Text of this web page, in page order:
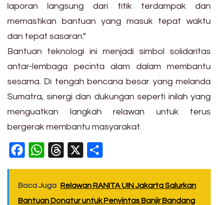
laporan langsung dari titik terdampak dan
memastikan bantuan yang masuk tepat waktu
dan tepat sasaran.”
Bantuan teknologi ini menjadi simbol solidaritas
antar-lembaga pecinta alam dalam membantu
sesama. Di tengah bencana besar yang melanda
Sumatra, sinergi dan dukungan seperti inilah yang
menguatkan langkah relawan untuk terus
bergerak membantu masyarakat.
Facebook
WhatsApp
Threads
X
Baca Juga Relawan RANITA UIN Jakarta Salurkan
Bantuan Donatur untuk Penyintas Banjir Bandang